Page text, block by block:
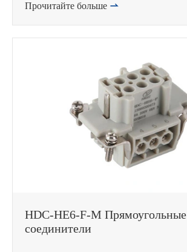
Прочитайте больше 
HDC-HE6-F-M Прямоугольные
соединители